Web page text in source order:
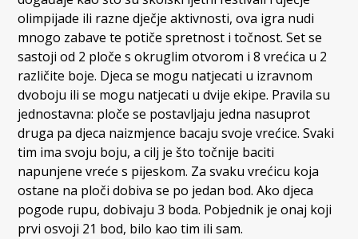
olimpijade ili razne dječje aktivnosti, ova igra nudi
mnogo zabave te potiče spretnost i točnost. Set se
sastoji od 2 ploče s okruglim otvorom i 8 vrećica u 2
različite boje. Djeca se mogu natjecati u izravnom
dvoboju ili se mogu natjecati u dvije ekipe. Pravila su
jednostavna: ploče se postavljaju jedna nasuprot
druga pa djeca naizmjence bacaju svoje vrećice. Svaki
tim ima svoju boju, a cilj je što točnije baciti
napunjene vreće s pijeskom. Za svaku vrećicu koja
ostane na ploči dobiva se po jedan bod. Ako djeca
pogode rupu, dobivaju 3 boda. Pobjednik je onaj koji
prvi osvoji 21 bod, bilo kao tim ili sam.